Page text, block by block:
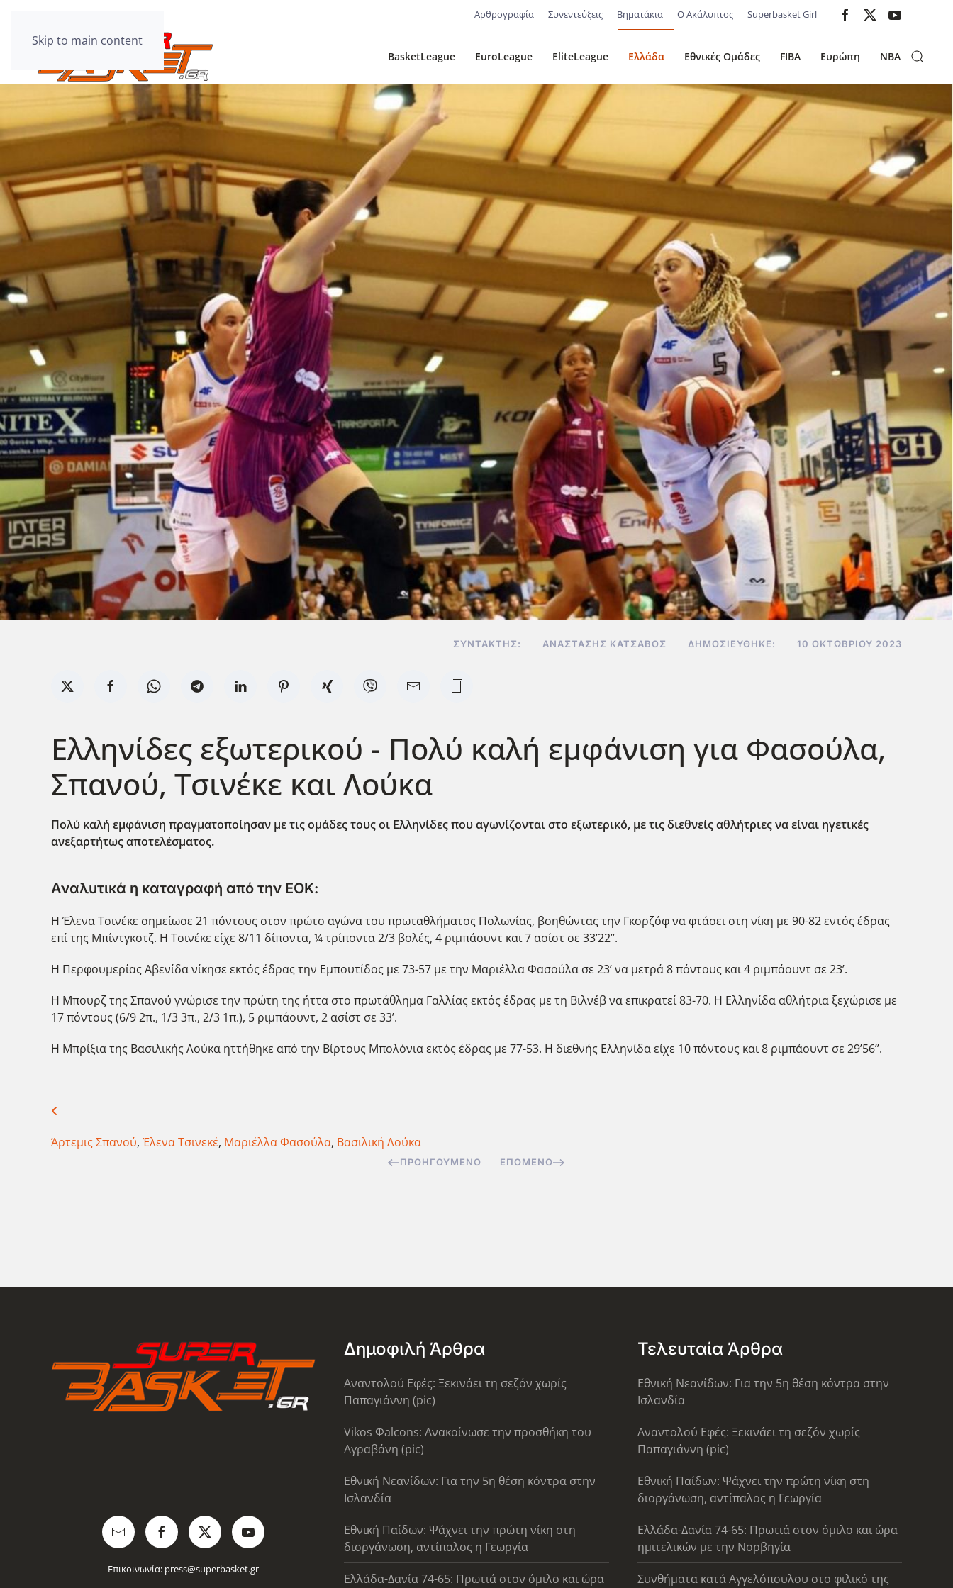
Skip to main content
Αρθρογραφία Συνεντεύξεις Βηματάκια Ο Ακάλυπτος Superbasket Girl
BasketLeague EuroLeague EliteLeague Ελλάδα Εθνικές Ομάδες FIBA Ευρώπη NBA
ΣΥΝΤΆΚΤΗΣ: ΑΝΑΣΤΆΣΗΣ ΚΑΤΣΑΒΌΣ ΔΗΜΟΣΙΕΎΘΗΚΕ: 10 ΟΚΤΩΒΡΊΟΥ 2023
Ελληνίδες εξωτερικού - Πολύ καλή εμφάνιση για Φασούλα,
Σπανού, Τσινέκε και Λούκα
Πολύ καλή εμφάνιση πραγματοποίησαν με τις ομάδες τους οι Ελληνίδες που αγωνίζονται στο εξωτερικό, με τις διεθνείς αθλήτριες να είναι ηγετικές
ανεξαρτήτως αποτελέσματος.
Αναλυτικά η καταγραφή από την ΕΟΚ:
Η Έλενα Τσινέκε σημείωσε 21 πόντους στον πρώτο αγώνα του πρωταθλήματος Πολωνίας, βοηθώντας την Γκορζόφ να φτάσει στη νίκη με 90-82 εντός έδρας
επί της Μπίντγκοτζ. Η Τσινέκε είχε 8/11 δίποντα, ¼ τρίποντα 2/3 βολές, 4 ριμπάουντ και 7 ασίστ σε 33’22’’.
Η Περφουμερίας Αβενίδα νίκησε εκτός έδρας την Εμπουτίδος με 73-57 με την Μαριέλλα Φασούλα σε 23’ να μετρά 8 πόντους και 4 ριμπάουντ σε 23’.
H Μπουρζ της Σπανού γνώρισε την πρώτη της ήττα στο πρωτάθλημα Γαλλίας εκτός έδρας με τη Βιλνέβ να επικρατεί 83-70. Η Ελληνίδα αθλήτρια ξεχώρισε με
17 πόντους (6/9 2π., 1/3 3π., 2/3 1π.), 5 ριμπάουντ, 2 ασίστ σε 33’.
H Μπρίξια της Βασιλικής Λούκα ηττήθηκε από την Βίρτους Μπολόνια εκτός έδρας με 77-53. Η διεθνής Ελληνίδα είχε 10 πόντους και 8 ριμπάουντ σε 29’56’’.
Άρτεμις Σπανού, Έλενα Τσινεκέ, Μαριέλλα Φασούλα, Βασιλική Λούκα
ΠΡΟΗΓΟΎΜΕΝΟ ΕΠΌΜΕΝΟ
Επικοινωνία: press@superbasket.gr
Δημοφιλή Άρθρα
Αναντολού Εφές: Ξεκινάει τη σεζόν χωρίς
Παπαγιάννη (pic)
Vikos Φalcons: Ανακοίνωσε την προσθήκη του
Αγραβάνη (pic)
Εθνική Νεανίδων: Για την 5η θέση κόντρα στην
Ισλανδία
Εθνική Παίδων: Ψάχνει την πρώτη νίκη στη
διοργάνωση, αντίπαλος η Γεωργία
Ελλάδα-Δανία 74-65: Πρωτιά στον όμιλο και ώρα
Τελευταία Άρθρα
Εθνική Νεανίδων: Για την 5η θέση κόντρα στην
Ισλανδία
Αναντολού Εφές: Ξεκινάει τη σεζόν χωρίς
Παπαγιάννη (pic)
Εθνική Παίδων: Ψάχνει την πρώτη νίκη στη
διοργάνωση, αντίπαλος η Γεωργία
Ελλάδα-Δανία 74-65: Πρωτιά στον όμιλο και ώρα
ημιτελικών με την Νορβηγία
Συνθήματα κατά Αγγελόπουλου στο φιλικό της